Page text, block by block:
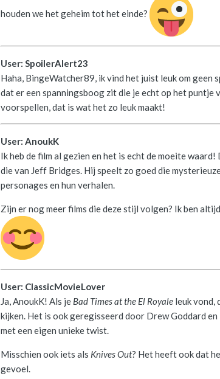
houden we het geheim tot het einde?
User: SpoilerAlert23
Haha, BingeWatcher89, ik vind het juist leuk om geen
dat er een spanningsboog zit die je echt op het puntje
voorspellen, dat is wat het zo leuk maakt!
User: AnoukK
Ik heb de film al gezien en het is echt de moeite
die van Jeff Bridges. Hij speelt zo goed die
personages en hun verhalen.
Zijn er nog meer films die deze stijl volgen? Ik ben
User: ClassicMovieLover
Ja, AnoukK! Als je Bad Times at the El Royaleleuk vond,
kijken. Het is ook geregisseerd door Drew Goddard
met een eigen unieke twist.
Misschien ook iets als Knives Out? Het heeft ook dat
gevoel.